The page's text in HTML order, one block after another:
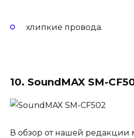
хлипкие провода.
10. SoundMAX SM-
В обзор от нашей редакции